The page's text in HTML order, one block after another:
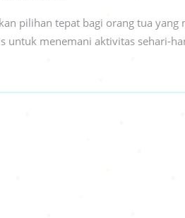
pilihan tepat bagi orang tua
untuk menemani aktivitas sehari-